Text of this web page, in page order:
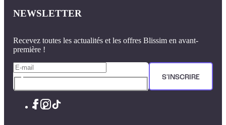
NEWSLETTER
Recevez toutes les actualités et les offres Blissim en avant-
première !
S'INSCRIRE